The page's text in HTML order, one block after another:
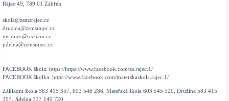
Rájec 49, 789 01 Zábřeh
skola@zsmsrajec.cz
druzina@zsmsrajec.cz
ms.rajec@seznam.cz
jidelna@zsmsrajec.cz
FACEBOOK škola: https://https://www.facebook.com/zs.rajec.1/
FACEBOOK školka: https://www.facebook.com/materskaskola.rajec.1/
Základní škola 583 415 357, 603 546 286, Mateřská škola 603 545 320, Družina 583 415
357, Jídelna 777 140 720